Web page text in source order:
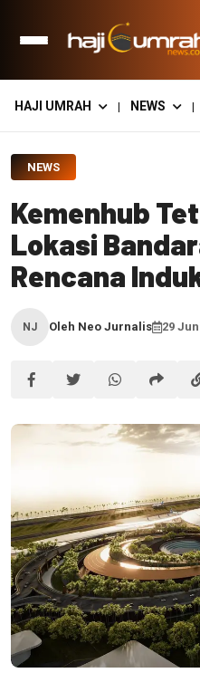
HAJI UMRAH | NEWS |
NEWS
Kemenhub
Lokasi
Rencana
NJ Oleh Neo Jurnalis 29